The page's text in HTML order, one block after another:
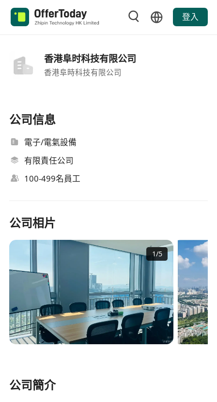
登入
香港阜时科技有限公司
香港阜時科技有限公司
公司信息
電子/電氣設備
有限責任公司
100-499名員工
公司相片
1/5
公司簡介